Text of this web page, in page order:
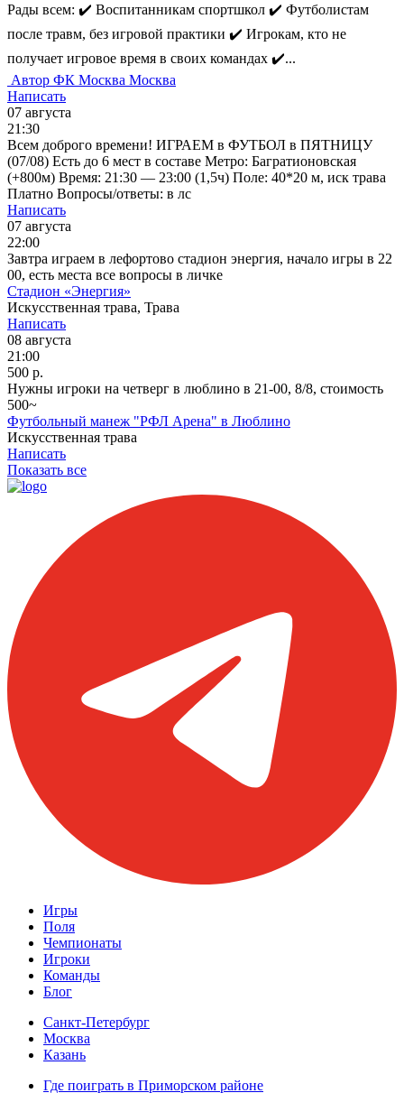
Рады всем: ✔️ Воспитанникам спортшкол ✔️ Футболистам
после травм, без игровой практики ✔️ Игрокам, кто не
получает игровое время в своих командах ✔️...
Автор ФК Москва Москва
Написать
07 августа
21:30
Всем доброго времени! ИГРАЕМ в ФУТБОЛ в ПЯТНИЦУ
(07/08) Есть до 6 мест в составе Метро: Багратионовская
(+800м) Время: 21:30 — 23:00 (1,5ч) Поле: 40*20 м, иск трава
Платно Вопросы/ответы: в лс
Написать
07 августа
22:00
Завтра играем в лефортово стадион энергия, начало игры в 22
00, есть места все вопросы в личке
Стадион «Энергия»
Искусственная трава, Трава
Написать
08 августа
21:00
500 р.
Нужны игроки на четверг в люблино в 21-00, 8/8, стоимость
500~
Футбольный манеж "РФЛ Арена" в Люблино
Искусственная трава
Написать
Показать все
Игры
Поля
Чемпионаты
Игроки
Команды
Блог
Санкт-Петербург
Москва
Казань
Где поиграть в Приморском районе